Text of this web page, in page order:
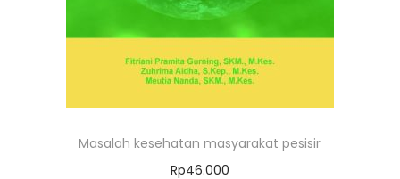
Masalah kesehatan masyarakat pesisir
Rp46.000